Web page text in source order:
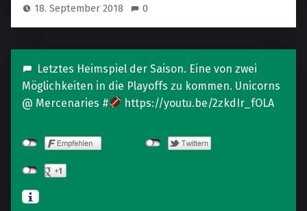
i
n
i
t
y
,
e
x
s
18. September 2018 0
Letztes Heimspiel der Saison. Eine von zwei
Möglichkeiten in die Playoffs zu kommen. Unicorns
@ Mercenaries #
https://youtu.be/2zkdIr_fOLA